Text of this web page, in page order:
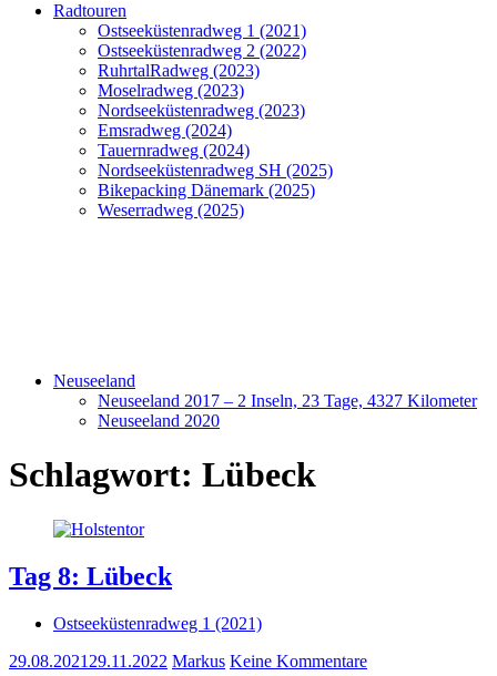
Radtouren
Ostseeküstenradweg 1 (2021)
Ostseeküstenradweg 2 (2022)
RuhrtalRadweg (2023)
Moselradweg (2023)
Nordseeküstenradweg (2023)
Emsradweg (2024)
Tauernradweg (2024)
Nordseeküstenradweg SH (2025)
Bikepacking Dänemark (2025)
Weserradweg (2025)
Neuseeland
Neuseeland 2017 – 2 Inseln, 23 Tage, 4327 Kilometer
Neuseeland 2020
Schlagwort: Lübeck
Tag 8: Lübeck
Ostseeküstenradweg 1 (2021)
29.08.2021 29.11.2022 Markus Keine Kommentare